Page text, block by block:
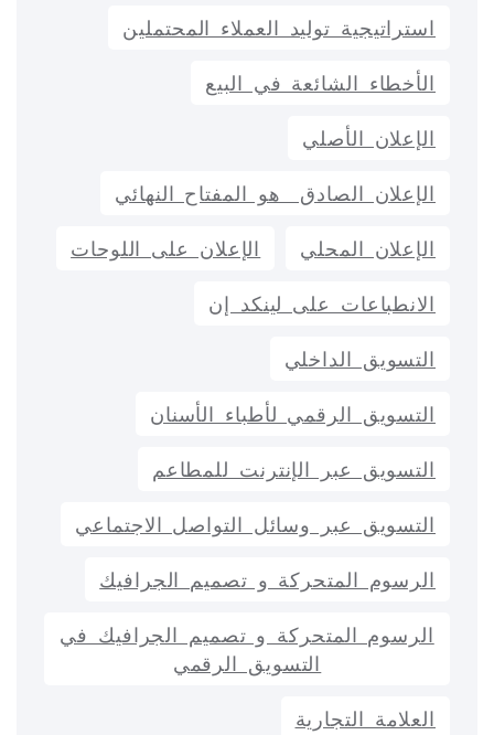
استراتيجية توليد العملاء المحتملين
الأخطاء الشائعة في البيع
الإعلان الأصلي
الإعلان الصادق هو المفتاح النهائي
الإعلان المحلي الإعلان على اللوحات
الانطباعات على لينكد إن
التسويق الداخلي
التسويق الرقمي لأطباء الأسنان
التسويق عبر الإنترنت للمطاعم
التسويق عبر وسائل التواصل الاجتماعي
الرسوم المتحركة و تصميم الجرافيك
الرسوم المتحركة و تصميم الجرافيك في
التسويق الرقمي
العلامة التجارية